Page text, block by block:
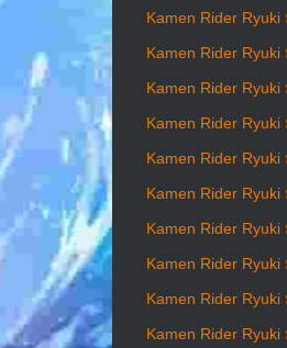
Kamen Rider
Kamen Rider
Kamen Rider
Kamen Rider
Kamen Rider
Kamen Rider
Kamen Rider
Kamen Rider
Kamen Rider
Kamen Rider